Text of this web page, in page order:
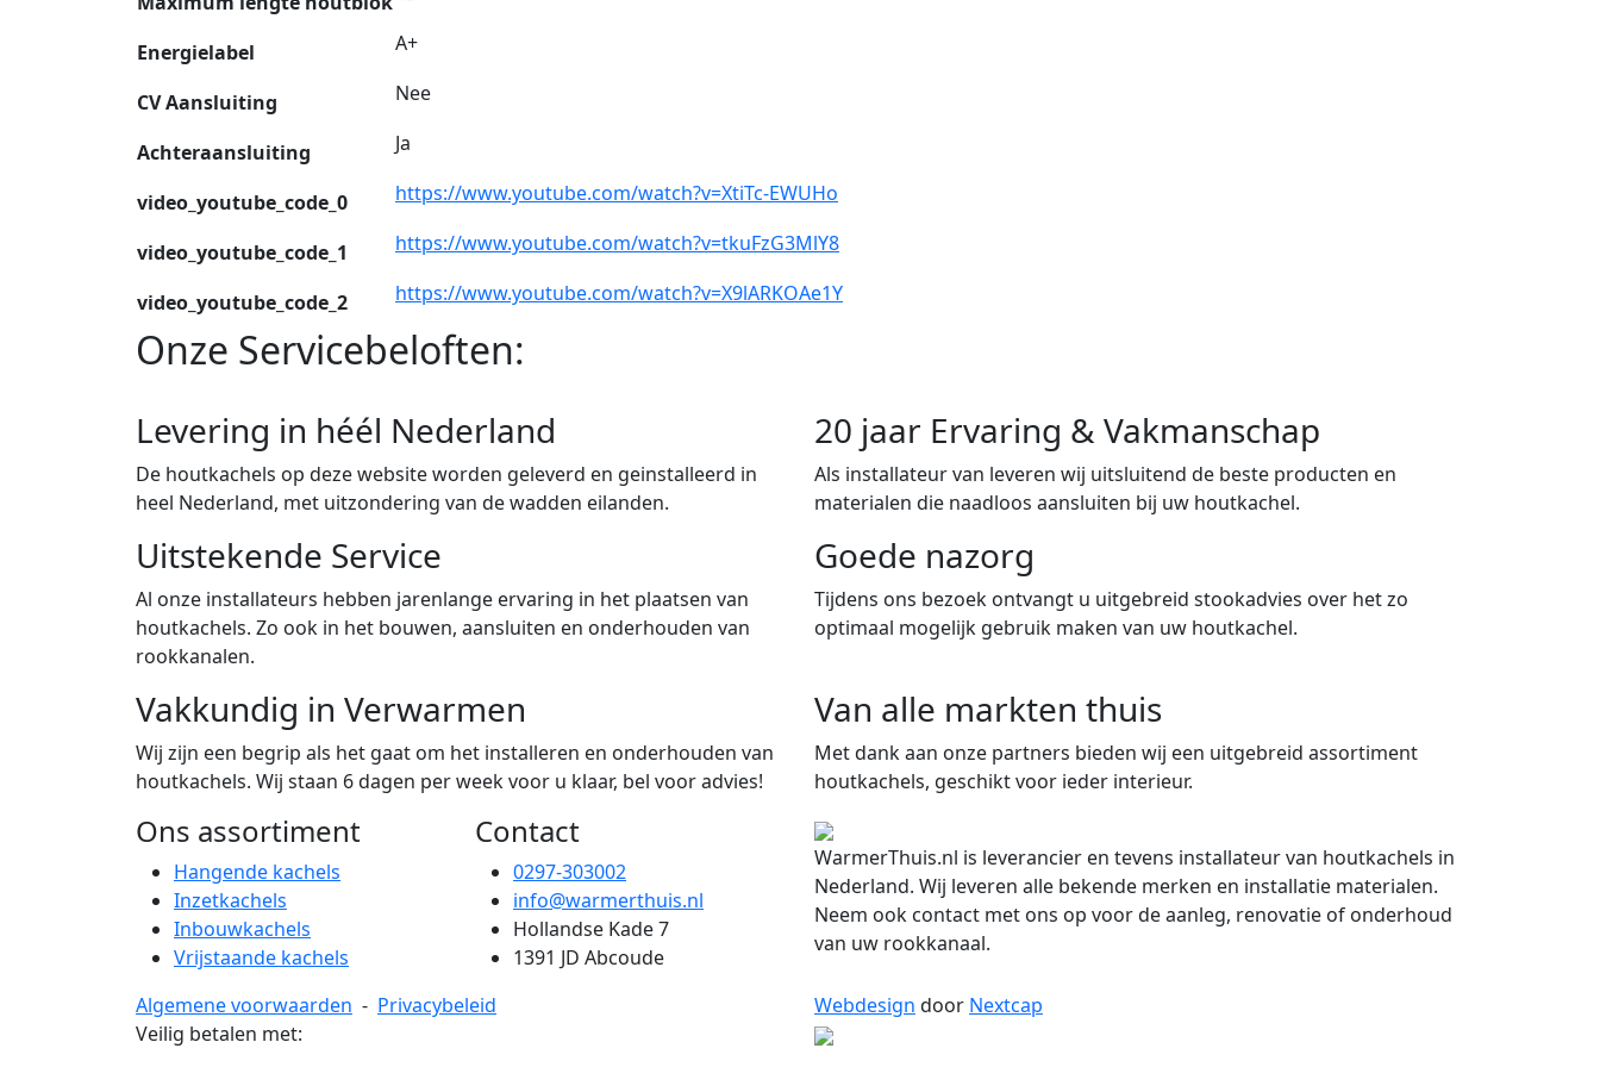
Energielabel A+
CV Aansluiting Nee
Achteraansluiting Ja
video_youtube_code_0 https://www.youtube.com/watch?v=XtiTc-EWUHo
video_youtube_code_1 https://www.youtube.com/watch?v=tkuFzG3MlY8
video_youtube_code_2 https://www.youtube.com/watch?v=X9lARKOAe1Y
Onze Servicebeloften:
Levering in héél Nederland
De houtkachels op deze website worden geleverd en geinstalleerd in
heel Nederland, met uitzondering van de wadden eilanden.
20 jaar Ervaring & Vakmanschap
Als installateur van leveren wij uitsluitend de beste producten en
materialen die naadloos aansluiten bij uw houtkachel.
Uitstekende Service
Al onze installateurs hebben jarenlange ervaring in het plaatsen van
houtkachels. Zo ook in het bouwen, aansluiten en onderhouden van
rookkanalen.
Goede nazorg
Tijdens ons bezoek ontvangt u uitgebreid stookadvies over het zo
optimaal mogelijk gebruik maken van uw houtkachel.
Vakkundig in Verwarmen
Wij zijn een begrip als het gaat om het installeren en onderhouden van
houtkachels. Wij staan 6 dagen per week voor u klaar, bel voor advies!
Van alle markten thuis
Met dank aan onze partners bieden wij een uitgebreid assortiment
houtkachels, geschikt voor ieder interieur.
Ons assortiment
Hangende kachels
Inzetkachels
Inbouwkachels
Vrijstaande kachels
Contact
0297-303002
info@warmerthuis.nl
Hollandse Kade 7
1391 JD Abcoude
WarmerThuis.nl is leverancier en tevens installateur van houtkachels in
Nederland. Wij leveren alle bekende merken en installatie materialen.
Neem ook contact met ons op voor de aanleg, renovatie of onderhoud
van uw rookkanaal.
Algemene voorwaarden - Privacybeleid Webdesign door Nextcap
Veilig betalen met: